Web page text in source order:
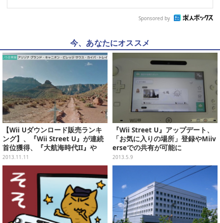
Sponsored by
今、あなたにオススメ
【Wii Uダウンロード販売ランキ
ング】、『Wii Street U』が連続
首位獲得、『大航海時代II』や
『クロックタワー』などが初登場
(11/11)
2013.11.11
『Wii Street U』アップデート、
「お気に入りの場所」登録やMiiv
erseでの共有が可能に
2013.5.9